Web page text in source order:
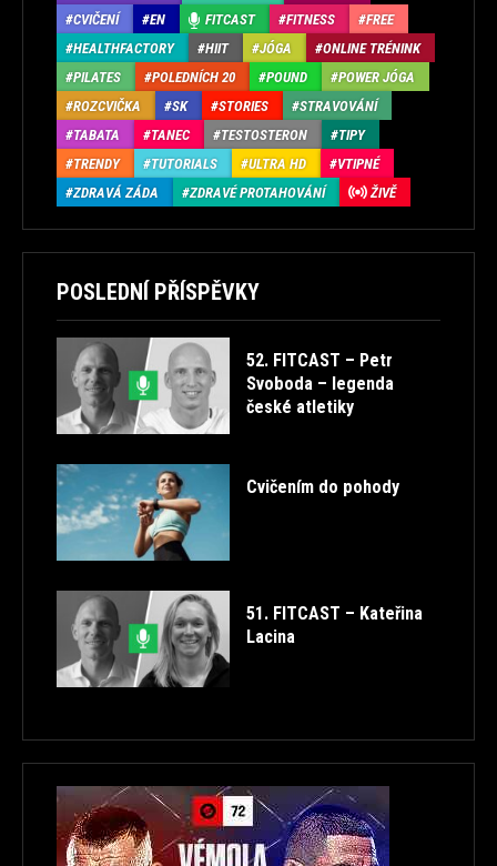
CVIČENÍ
EN FITCAST FITNESS
FREE
HEALTHFACTORY
HIIT JÓGA
ONLINE TRÉNINK
PILATES
POLEDNÍCH 20 POUND
POWER JÓGA
ROZCVIČKA
SK STORIES
STRAVOVÁNÍ
TABATA
TANEC TESTOSTERON
TIPY
TRENDY
TUTORIALS ULTRA HD
VTIPNÉ
ZDRAVÁ ZÁDA
ZDRAVÉ PROTAHOVÁNÍ ŽIVĚ
POSLEDNÍ PŘÍSPĚVKY
52. FITCAST – Petr
Svoboda – legenda
české atletiky
Cvičením do pohody
51. FITCAST – Kateřina
Lacina